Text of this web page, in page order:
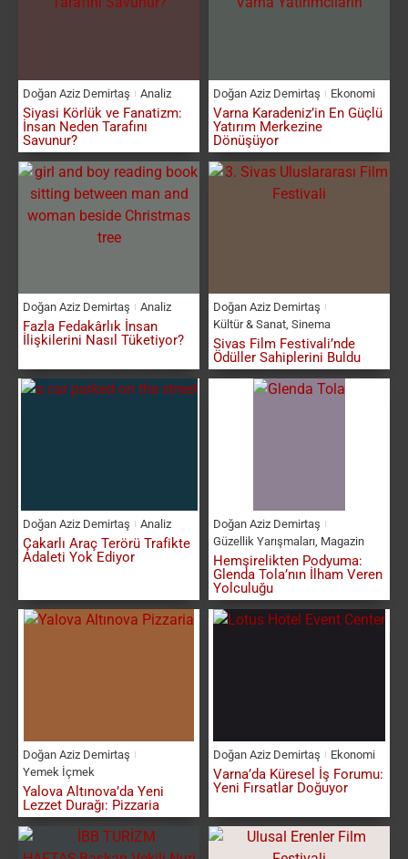
Doğan Aziz Demirtaş Analiz
Siyasi Körlük ve Fanatizm:
İnsan Neden Tarafını
Savunur?
Doğan Aziz Demirtaş Ekonomi
Varna Karadeniz’in En Güçlü
Yatırım Merkezine
Dönüşüyor
Doğan Aziz Demirtaş Analiz
Fazla Fedakârlık İnsan
İlişkilerini Nasıl Tüketiyor?
Doğan Aziz Demirtaş
Kültür & Sanat, Sinema
Sivas Film Festivali’nde
Ödüller Sahiplerini Buldu
Doğan Aziz Demirtaş Analiz
Çakarlı Araç Terörü Trafikte
Adaleti Yok Ediyor
Doğan Aziz Demirtaş
Güzellik Yarışmaları, Magazin
Hemşirelikten Podyuma:
Glenda Tola’nın İlham Veren
Yolculuğu
Doğan Aziz Demirtaş
Yemek İçmek
Yalova Altınova’da Yeni
Lezzet Durağı: Pizzaria
Doğan Aziz Demirtaş Ekonomi
Varna’da Küresel İş Forumu:
Yeni Fırsatlar Doğuyor